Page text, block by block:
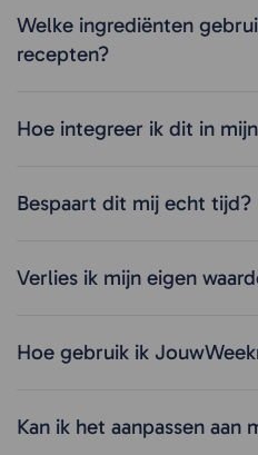
Welke ingrediënten
recepten?
Hoe integreer ik dit in
Bespaart dit mij echt tijd?
Verlies ik mijn eigen
Hoe gebruik ik
Kan ik het aanpassen aan